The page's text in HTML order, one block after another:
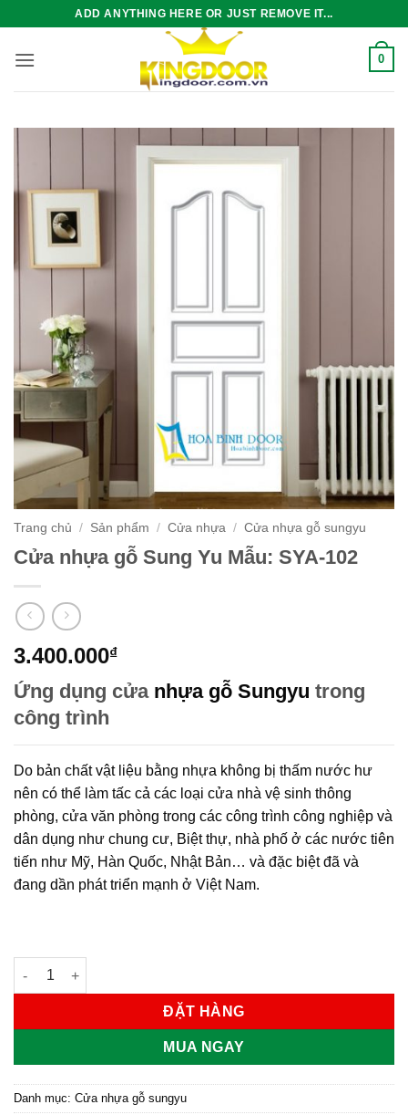
nội
ADD ANYTHING HERE OR JUST REMOVE IT...
0
Trang chủ / Sản phẩm / Cửa nhựa / Cửa nhựa gỗ sungyu
Cửa nhựa gỗ Sung Yu Mẫu: SYA-102
3.400.000₫
Ứng dụng cửa nhựa gỗ Sungyu trong
công trình
Do bản chất vật liệu bằng nhựa không bị thấm nước hư
nên có thể làm tấc cả các loại cửa nhà vệ sinh thông
phòng, cửa văn phòng trong các công trình công nghiệp và
dân dụng như chung cư, Biệt thự, nhà phố ở các nước tiên
tiến như Mỹ, Hàn Quốc, Nhật Bản… và đặc biệt đã và
đang dần phát triển mạnh ở Việt Nam.
Cửa nhựa gỗ Sung Yu Mẫu: SYA-102 số lượng
ĐẶT HÀNG
MUA NGAY
Danh mục: Cửa nhựa gỗ sungyu